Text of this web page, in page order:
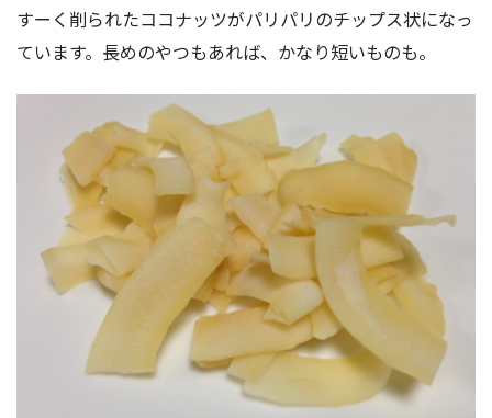
すーく削られたココナッツがパリパリのチップス状になっ
ています。長めのやつもあれば、かなり短いものも。